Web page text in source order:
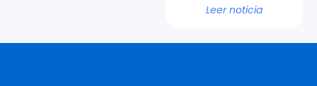
Leer noticia